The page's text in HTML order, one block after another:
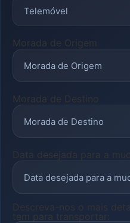
Morada de Origem
Morada de Destino
Data desejada para a
Descreva-nos o mais
tem para transportar: